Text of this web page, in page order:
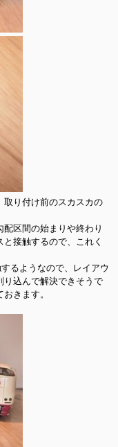
取り付け前のスカスカの
区間の始まりや終わり
接触するので、これく
るようなので、レイアウ
り込んで解決できそうで
きます。